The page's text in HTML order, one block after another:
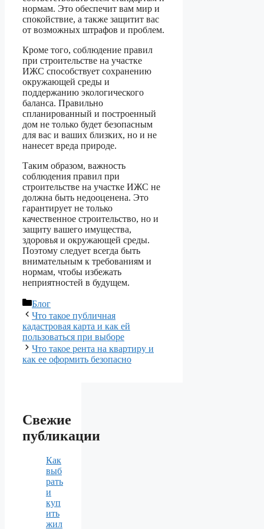
нормам. Это обеспечит вам мир и
спокойствие, а также защитит вас
от возможных штрафов и проблем.
Кроме того, соблюдение правил
при строительстве на участке
ИЖС способствует сохранению
окружающей среды и
поддержанию экологического
баланса. Правильно
спланированный и построенный
дом не только будет безопасным
для вас и ваших близких, но и не
нанесет вреда природе.
Таким образом, важность
соблюдения правил при
строительстве на участке ИЖС не
должна быть недооценена. Это
гарантирует не только
качественное строительство, но и
защиту вашего имущества,
здоровья и окружающей среды.
Поэтому следует всегда быть
внимательным к требованиям и
нормам, чтобы избежать
неприятностей в будущем.
Рубрики
Блог
Что такое публичная
кадастровая карта и как ей
пользоваться при выборе
Что такое рента на квартиру и
как ее оформить безопасно
Свежие
публикации
Как
выб
рать
и
куп
ить
жил